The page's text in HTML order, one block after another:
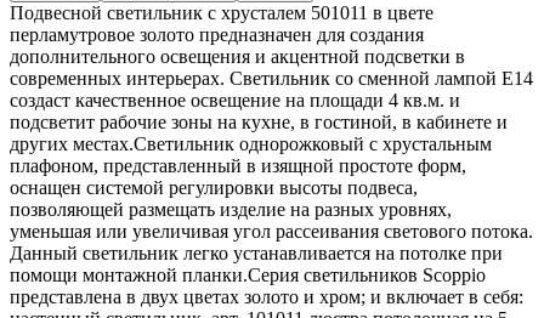
Подвесной светильник с хрусталем 501011 в цвете
перламутровое золото предназначен для создания
дополнительного освещения и акцентной подсветки в
современных интерьерах. Светильник со сменной лампой E14
создаст качественное освещение на площади 4 кв.м. и
подсветит рабочие зоны на кухне, в гостиной, в кабинете и
других местах.Светильник однорожковый с хрустальным
плафоном, представленный в изящной простоте форм,
оснащен системой регулировки высоты подвеса,
позволяющей размещать изделие на разных уровнях,
уменьшая или увеличивая угол рассеивания светового потока.
Данный светильник легко устанавливается на потолке при
помощи монтажной планки.Серия светильников Scoppio
представлена в двух цветах золото и хром; и включает в себя: